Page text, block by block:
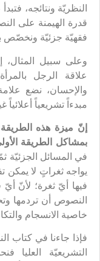
النظريّة ونتائجه،
قدرة الهيمنة على
فقهيّة جزئيّة ونخصّص
وعلى سبيل المثال،
علاقة الرجل
والإحسان، نضع
مبدءاً تشريعياً أعلائياً
إنّ ميزة هذه
بمشاكل الطريقة
في المسائل الجزئيّة
يواجه ثغراتٍ لا يمكن
فيها أيّ ثغرة؛ لأنّ
النصوص أن تردمها
خاصية الانسجام
فإذا جاءنا في كتاب
التشريعيّة العليا